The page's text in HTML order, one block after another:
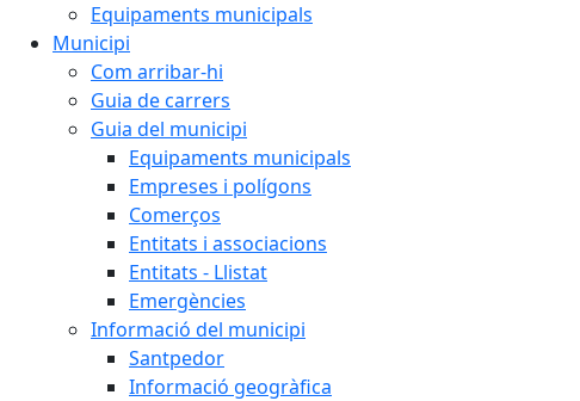
Equipaments municipals
Municipi
Com arribar-hi
Guia de carrers
Guia del municipi
Equipaments municipals
Empreses i polígons
Comerços
Entitats i associacions
Entitats - Llistat
Emergències
Informació del municipi
Santpedor
Informació geogràfica